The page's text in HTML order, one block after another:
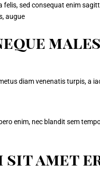
sed consequat enim
augue
diam venenatis turpis, a
enim, nec blandit sem
sit amet